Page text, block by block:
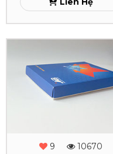
Hộp
9 10670